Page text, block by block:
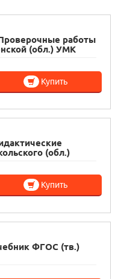
работы
(обл.) УМК
Купить
(обл.)
Купить
ФГОС (тв.)